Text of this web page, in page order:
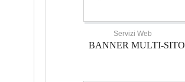
Servizi Web
BANNER MULTI-SITO